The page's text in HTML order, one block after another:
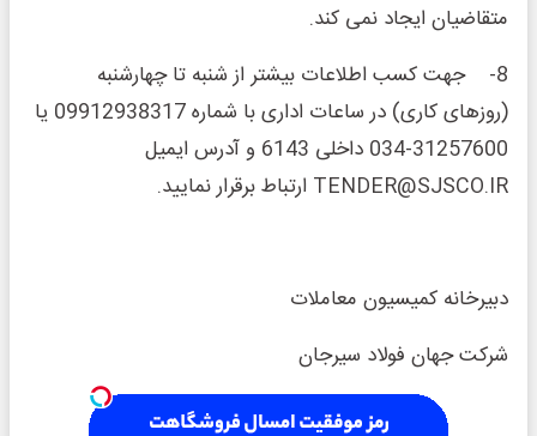
متقاضیان ایجاد نمی کند.
8- جهت کسب اطلاعات بیشتر از شنبه تا چهارشنبه
(روزهای کاری) در ساعات اداری با شماره 09912938317 یا
31257600-034 داخلی 6143 و آدرس ایمیل
TENDER@SJSCO.IR ارتباط برقرار نمایید.
دبیرخانه کمیسیون معاملات
شرکت جهان فولاد سیرجان